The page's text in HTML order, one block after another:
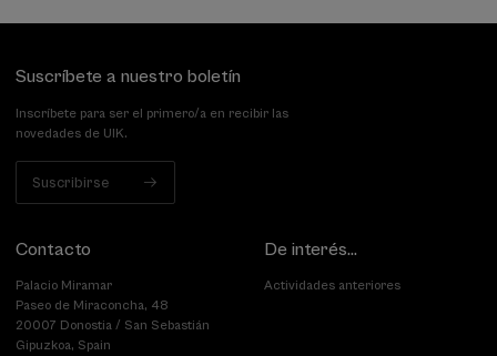
Suscríbete a nuestro boletín
Inscríbete para ser el primero/a en recibir las
novedades de UIK.
Suscribirse
Contacto
Palacio Miramar
Paseo de Miraconcha, 48
20007 Donostia / San Sebastián
Gipuzkoa, Spain
De interés...
Actividades anteriores